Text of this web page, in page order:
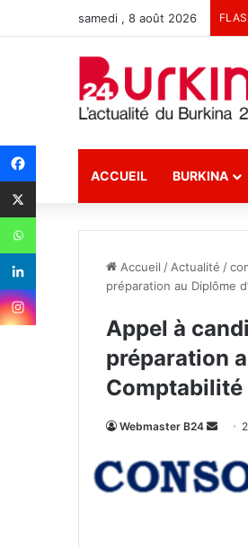
samedi , 8 août 2026
ACCUEIL BURKINA
Accueil / Actualité /
préparation au Diplôme
Appel à
préparation
Comptabilité
Webmaster B24
v
o